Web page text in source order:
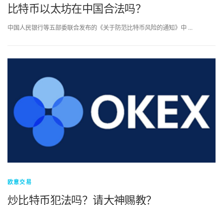
比特币以太坊在中国合法吗？
中国人民银行等五部委联合发布的《关于防范比特币风险的通知》中 …
欧意交易
炒比特币犯法吗？请大神赐教？